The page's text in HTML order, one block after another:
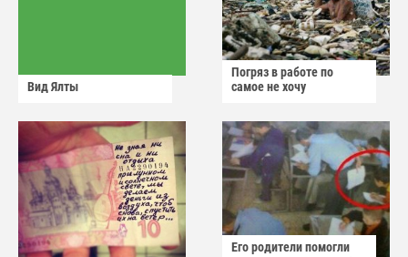
Вид Ялты
Погряз в работе по
самое не хочу
Его родители помогли